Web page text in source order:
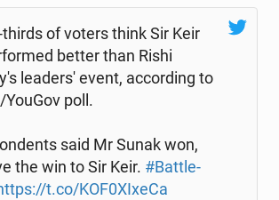
of voters think Sir Keir
better than Rishi
le­ader­s' event, ac­cor­ding to
poll.
said Mr Sunak won,
the win to Sir Keir. #Bat­tle­
t.co/KOF0XIxeCa